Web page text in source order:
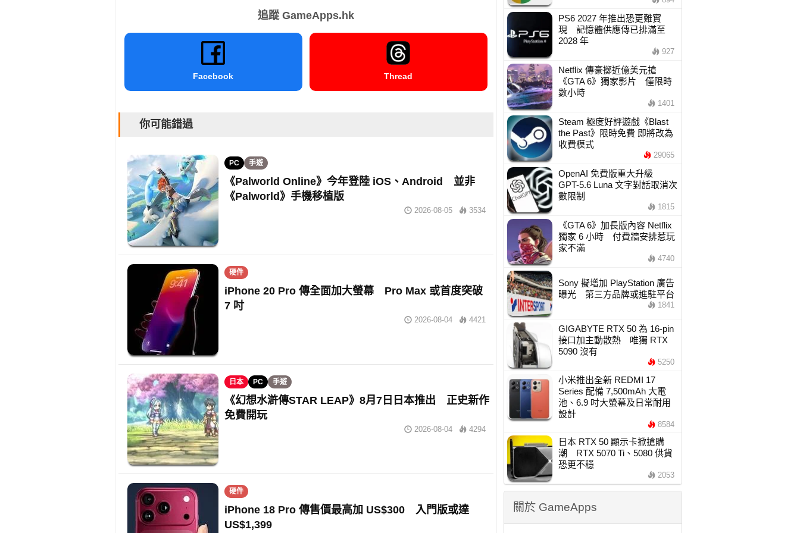
追蹤 GameApps.hk
Facebook Thread
你可能錯過
PC 手遊
《Palworld Online》今年登陸 iOS、Android 並非
《Palworld》手機移植版
2026-08-05 3534
硬件
iPhone 20 Pro 傳全面加大螢幕 Pro Max 或首度突破
7 吋
2026-08-04 4421
日本 PC 手遊
《幻想水滸傳STAR LEAP》8月7日日本推出 正史新作
免費開玩
2026-08-04 4294
硬件
iPhone 18 Pro 傳售價最高加 US$300 入門版或達
US$1,399
PS6 2027 年推出恐更難實
現 記憶體供應傳已排滿至
2028 年
927
Netflix 傳豪擲近億美元搶
《GTA 6》獨家影片 僅限時
數小時
1401
Steam 極度好評遊戲《Blast
the Past》限時免費 即將改為
收費模式
29065
OpenAI 免費版重大升級
GPT-5.6 Luna 文字對話取消次
數限制
1815
《GTA 6》加長版內容 Netflix
獨家 6 小時 付費牆安排惹玩
家不滿
4740
Sony 擬增加 PlayStation 廣告
曝光 第三方品牌或進駐平台
1841
GIGABYTE RTX 50 為 16-pin
接口加主動散熱 唯獨 RTX
5090 沒有
5250
小米推出全新 REDMI 17
Series 配備 7,500mAh 大電
池、6.9 吋大螢幕及日常耐用
設計
8584
日本 RTX 50 顯示卡掀搶購
潮 RTX 5070 Ti、5080 供貨
恐更不穩
2053
關於 GameApps